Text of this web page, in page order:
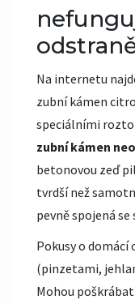
Na internetu
zubní kámen
speciálními
zubní kámen
betonovou zeď
tvrdší než
pevně spojená se
Pokusy o
(pinzetami,
Mohou